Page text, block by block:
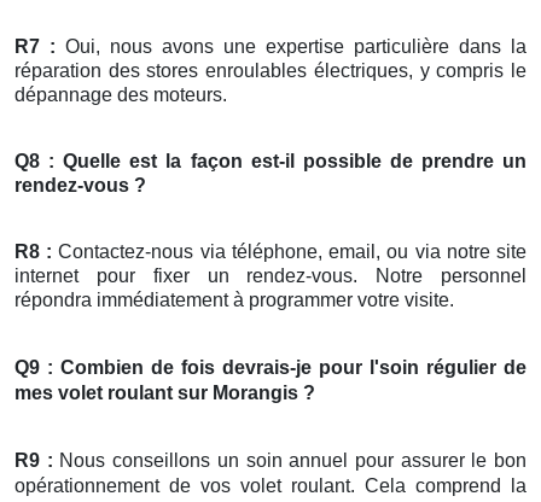
R7 : Oui, nous avons une expertise particulière dans la
réparation des stores enroulables électriques, y compris le
dépannage des moteurs.
Q8 : Quelle est la façon est-il possible de prendre un
rendez-vous ?
R8 : Contactez-nous via téléphone, email, ou via notre site
internet pour fixer un rendez-vous. Notre personnel
répondra immédiatement à programmer votre visite.
Q9 : Combien de fois devrais-je pour l'soin régulier de
mes volet roulant sur Morangis ?
R9 : Nous conseillons un soin annuel pour assurer le bon
opérationnement de vos volet roulant. Cela comprend la